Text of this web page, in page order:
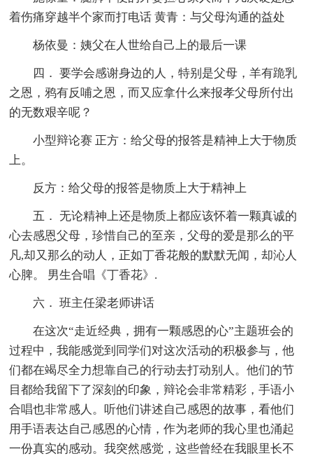
着伤痛穿越半个家而打电话 黄青：与父母沟通的益处
杨依曼：姨父在人世给自己上的最后一课
四． 要学会感谢身边的人，特别是父母，羊有跪乳
之恩，鸦有反哺之恩，而又应拿什么来报孝父母所付出
的无数艰辛呢？
小型辩论赛 正方：给父母的报答是精神上大于物质
上。
反方：给父母的报答是物质上大于精神上
五． 无论精神上还是物质上都应该怀着一颗真诚的
心去感恩父母，珍惜自己的至亲，父母的爱是那么的平
凡,却又那么的动人，正如丁香花般的默默无闻，却沁人
心脾。 男生合唱《丁香花》.
六． 班主任梁老师讲话
在这次“走近经典，拥有一颗感恩的心”主题班会的
过程中，我能感觉到同学们对这次活动的积极参与，他
们都在竭尽全力想靠自己的行动去打动别人。他们的节
目都给我留下了深刻的印象，辩论会非常精彩，手语小
合唱也非常感人。听他们讲述自己感恩的故事，看他们
用手语表达自己感恩的心情，作为老师的我心里也涌起
一份真实的感动。我突然感觉，这些曾经在我眼里长不